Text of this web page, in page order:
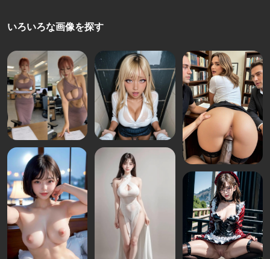
いろいろな画像を探す